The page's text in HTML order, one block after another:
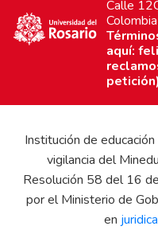
Calle
Colombia
aquí:
petición)
Institución de
vigilancia del
Resolución 58 del 16
por el Ministerio de
en